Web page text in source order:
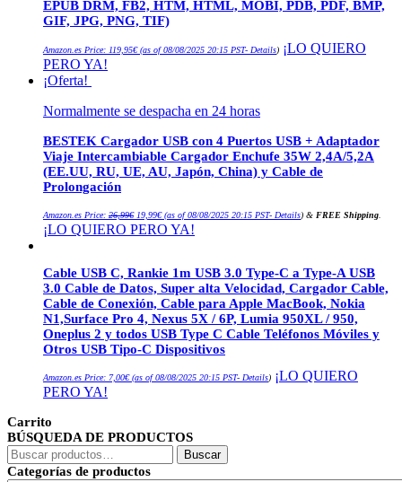
EPUB DRM, FB2, HTM, HTML, MOBI, PDB, PDF, BMP,
GIF, JPG, PNG, TIF)
Amazon.es Price: 119,95€(as of 08/08/2025 20:15 PST- Details) ¡LO QUIERO
PERO YA!
¡Oferta!
Normalmente se despacha en 24 horas
BESTEK Cargador USB con 4 Puertos USB + Adaptador
Viaje Intercambiable Cargador Enchufe 35W 2,4A/5,2A
(EE.UU, RU, UE, AU, Japón, China) y Cable de
Prolongación
Amazon.es Price: 26,99€precio
original
era:
19,99€precio
actual
es:
(as of 08/08/2025 20:15 PST- Details) & FREE Shipping
¡LO QUIERO PERO YA!
Cable USB C, Rankie 1m USB 3.0 Type-C a Type-A USB
3.0 Cable de Datos, Super alta Velocidad, Cargador Cable,
Cable de Conexión, Cable para Apple MacBook, Nokia
N1,Surface Pro 4, Nexus 5X / 6P, Lumia 950XL / 950,
Oneplus 2 y todos USB Type C Cable Teléfonos Móviles y
Otros USB Tipo-C Dispositivos
Amazon.es Price: 7,00€(as of 08/08/2025 20:15 PST- Details) ¡LO QUIERO
PERO YA!
Carrito
BÚSQUEDA DE PRODUCTOS
Buscar
por:
Buscar
Categorías de productos